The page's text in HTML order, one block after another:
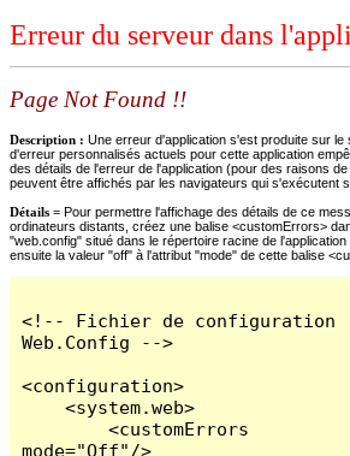
Erreur du serveur dans
Page Not Found !!
Description : Une erreur d'application s'est produite sur le
d'erreur personnalisés actuels pour cette application
des détails de l'erreur de l'application (pour des raisons
peuvent être affichés par les navigateurs qui s'exécutent
Détails = Pour permettre l'affichage des détails de ce
ordinateurs distants, créez une balise <customErrors>
"web.config" situé dans le répertoire racine de
ensuite la valeur "off" à l'attribut "mode" de cette balise
<!-- Fichier de configuration
Web.Config -->
<configuration>
    <system.web>
        <customErrors
mode="Off"/>